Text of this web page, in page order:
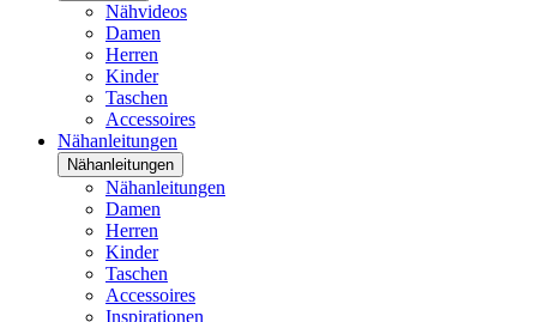
Nähvideos
Damen
Herren
Kinder
Taschen
Accessoires
Nähanleitungen
Nähanleitungen
Nähanleitungen
Damen
Herren
Kinder
Taschen
Accessoires
Inspirationen